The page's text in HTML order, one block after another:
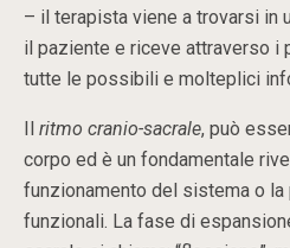
– il terapista viene a trovarsi in
il paziente e riceve attraverso i
tutte le possibili e molteplici
Il ritmo cranio-sacrale, può
corpo ed è un fondamentale
funzionamento del sistema o la
funzionali. La fase di